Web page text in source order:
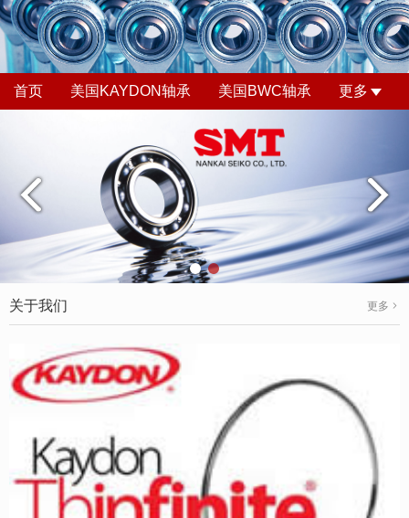
首页 美国KAYDON轴承 美国BWC轴承 更多
关于我们 更多